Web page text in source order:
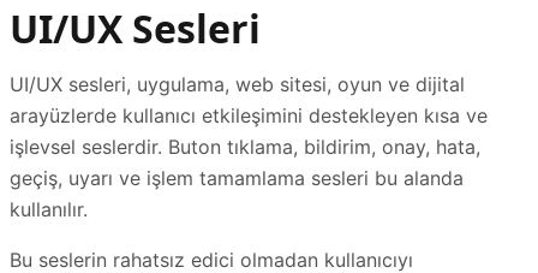
UI/UX Sesleri
UI/UX sesleri, uygulama, web sitesi, oyun ve dijital
arayüzlerde kullanıcı etkileşimini destekleyen kısa ve
işlevsel seslerdir. Buton tıklama, bildirim, onay, hata,
geçiş, uyarı ve işlem tamamlama sesleri bu alanda
kullanılır.
Bu seslerin rahatsız edici olmadan kullanıcıyı